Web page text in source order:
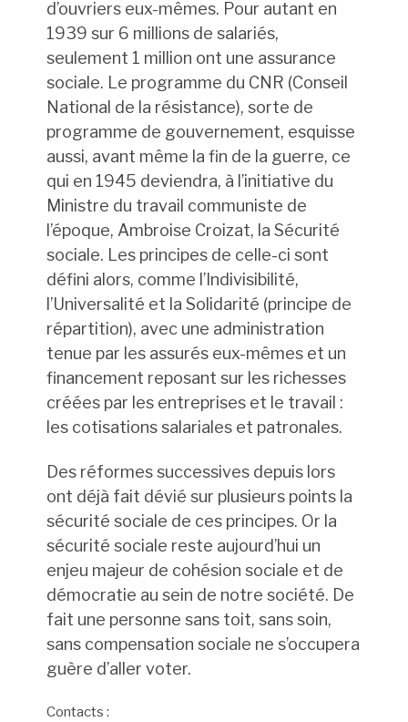
d’ouvriers eux-mêmes. Pour autant en
1939 sur 6 millions de salariés,
seulement 1 million ont une assurance
sociale. Le programme du CNR (Conseil
National de la résistance), sorte de
programme de gouvernement, esquisse
aussi, avant même la fin de la guerre, ce
qui en 1945 deviendra, à l’initiative du
Ministre du travail communiste de
l’époque, Ambroise Croizat, la Sécurité
sociale. Les principes de celle-ci sont
défini alors, comme l’Indivisibilité,
l’Universalité et la Solidarité (principe de
répartition), avec une administration
tenue par les assurés eux-mêmes et un
financement reposant sur les richesses
créées par les entreprises et le travail :
les cotisations salariales et patronales.
Des réformes successives depuis lors
ont déjà fait dévié sur plusieurs points la
sécurité sociale de ces principes. Or la
sécurité sociale reste aujourd’hui un
enjeu majeur de cohésion sociale et de
démocratie au sein de notre société. De
fait une personne sans toit, sans soin,
sans compensation sociale ne s’occupera
guère d’aller voter.
Contacts :